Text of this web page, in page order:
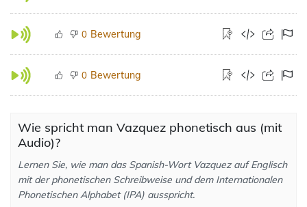
0 Bewertung
0 Bewertung
Wie spricht man Vazquez phonetisch aus (mit
Audio)?
Lernen Sie, wie man das Spanish-Wort Vazquez auf Englisch
mit der phonetischen Schreibweise und dem Internationalen
Phonetischen Alphabet (IPA) ausspricht.